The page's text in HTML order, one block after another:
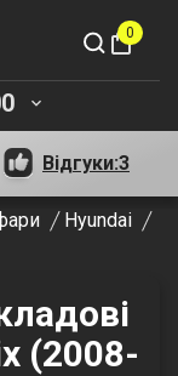
shopping_bag
0
keyboard_arrow_down
Відгуки:3
Hyundai
(2008-